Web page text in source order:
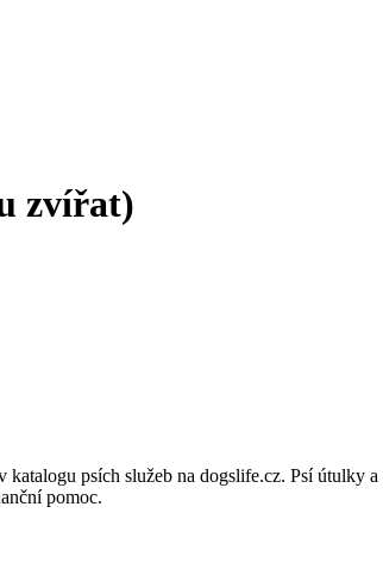
zvířat)
psích služeb na dogslife.cz. Psí útulky
pomoc.